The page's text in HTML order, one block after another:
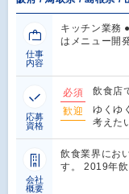
仕事
内容
キッチン業務
はメニュー開
応募
資格
必須
飲食店
歓迎
ゆくゆ
考えた
会社
概要
飲食業界にお
す。 2019年